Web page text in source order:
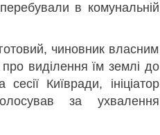
в комунальній
чиновник власним
виділення їм землі до
Київради, ініціатор
за ухвалення